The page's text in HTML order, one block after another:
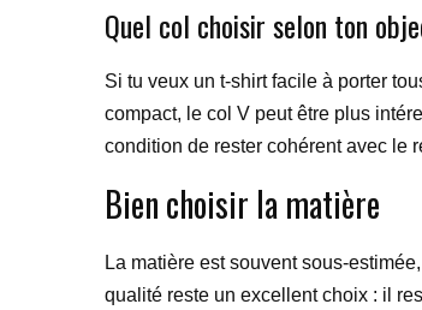
Quel col choisir selon ton
Si tu veux un t-shirt facile à porter
compact, le col V peut être plus
condition de rester cohérent avec le
Bien choisir la matière
La matière est souvent sous-
qualité reste un excellent choix : il